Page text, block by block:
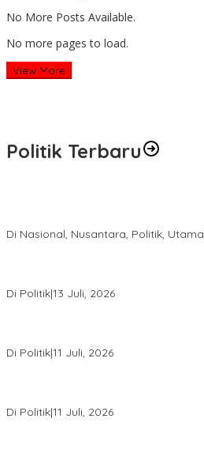
No More Posts Available.
No more pages to load.
View More
Politik Terbaru
Di Nasional, Nusantara, Politik, Utama
Di Politik|13 Juli, 2026
Di Politik|11 Juli, 2026
Di Politik|11 Juli, 2026